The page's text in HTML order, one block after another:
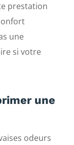
prestation
une
si votre
une
odeurs